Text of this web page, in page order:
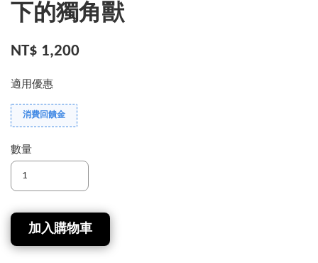
下的獨角獸
NT$ 1,200
適用優惠
消費回饋金
數量
加入購物車